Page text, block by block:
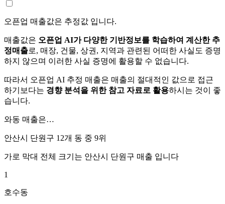
오픈업 매출값은 추정값 입니다.
매출값은 오픈업 AI가 다양한 기반정보를 학습하여 계산한 추
정매출로, 매장, 건물, 상권, 지역과 관련된 어떠한 사실도 증명
하지 않으며 이러한 사실 증명에 활용할 수 없습니다.
따라서 오픈업 AI 추정 매출은 매출의 절대적인 값으로 접근
하기보다는 경향 분석을 위한 참고 자료로 활용하시는 것이 좋
습니다.
와동 매출은…
안산시 단원구 12개 동 중 9위
가로 막대 전체 크기는 안산시 단원구 매출 입니다
1
호수동